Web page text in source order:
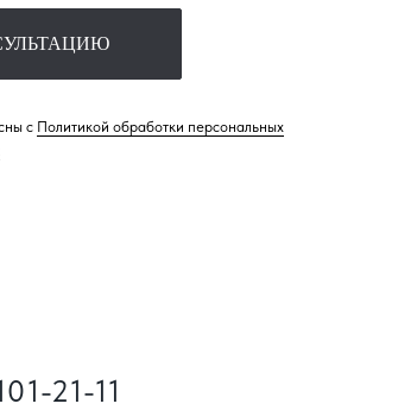
с Политикой обработки персональных
21-11